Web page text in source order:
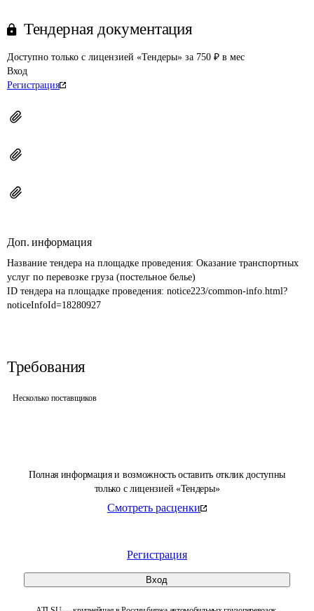
Полная информация и возможность оставить отклик доступны
только с лицензией «Тендеры»
Смотреть расценки
Регистрация
Вход
Тендерная документация
Доступно только с лицензией «Тендеры» за 750 ₽ в мес
Вход
Регистрация
Доп. информация
Название тендера на площадке проведения: Оказание транспортных
услуг по перевозке груза (постельное белье)
ID тендера на площадке проведения: notice223/common-info.html?
noticeInfoId=18280927
Требования
Несколько поставщиков